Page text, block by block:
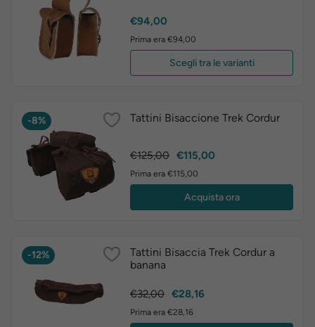
Prezzo
€94,00
Prima era €94,00
Scegli tra le varianti
-8% Tattini Bisaccione Trek Cordur
Prezzo
€125,00 Prezzo
€115,00
Prima era €115,00
Acquista ora
-12%
Tattini Bisaccia Trek Cordur a
banana
Prezzo
€32,00 Prezzo
€28,16
Prima era €28,16